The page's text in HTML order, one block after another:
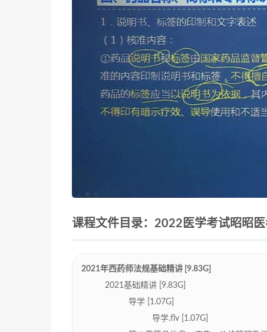
课程文件目录：2022医学考试昭昭
2021年西药师法规基础精讲 [9.83G]
2021基础精讲 [9.83G]
导学 [1.07G]
导学.flv [1.07G]